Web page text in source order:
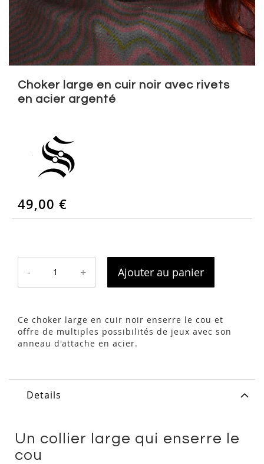
the
beginning
gallery
Choker large en cuir noir avec rivets
en acier argenté
49,00 €
- + Ajouter au panier
Ce choker large en cuir noir enserre le cou et
offre de multiples possibilités de jeux avec son
anneau d'attache en acier.
Details
Un collier large qui enserre le
cou